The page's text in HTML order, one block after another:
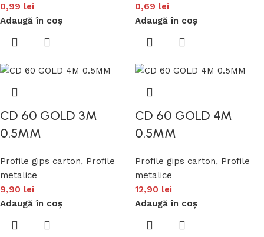
0,99 lei
Adaugă în coș
0,69 lei
Adaugă în coș
CD 60 GOLD 3M
0.5MM
Profile gips carton, Profile
metalice
9,90 lei
Adaugă în coș
CD 60 GOLD 4M
0.5MM
Profile gips carton, Profile
metalice
12,90 lei
Adaugă în coș